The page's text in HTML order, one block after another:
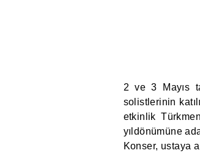
2 ve 3 Mayıs
solistlerinin
etkinlik
yıldönümüne
Konser, ustaya